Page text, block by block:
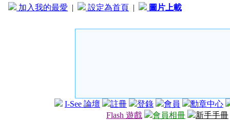
加入我的最愛 | 設定為首頁 | 圖片上載
I-See 論壇 註冊 登錄 會員
勳章中心
Flash 遊戲
會員相冊 新手手冊